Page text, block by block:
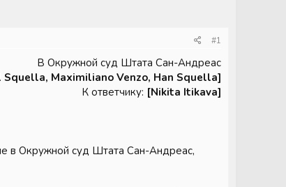
#1
В Окружной суд Штата Сан-Андреас
Maximiliano Venzo, Han Squella]
К ответчику: [Nikita Itikava]
в Окружной суд Штата Сан-Андреас,